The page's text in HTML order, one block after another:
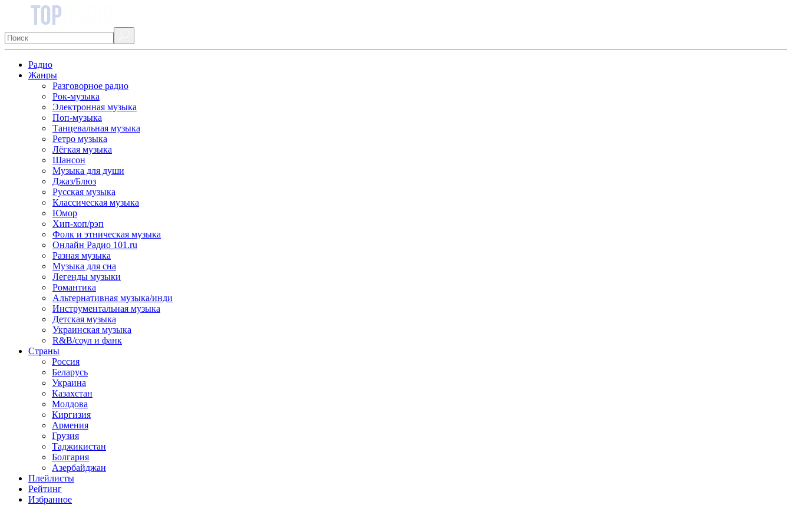
Радио
Жанры
Разговорное радио
Рок-музыка
Электронная музыка
Поп-музыка
Танцевальная музыка
Ретро музыка
Лёгкая музыка
Шансон
Музыка для души
Джаз/Блюз
Русская музыка
Классическая музыка
Юмор
Хип-хоп/рэп
Фолк и этническая музыка
Онлайн Радио 101.ru
Разная музыка
Музыка для сна
Легенды музыки
Романтика
Альтернативная музыка/инди
Инструментальная музыка
Детская музыка
Украинская музыка
R&B/cоул и фанк
Страны
Россия
Беларусь
Украина
Казахстан
Молдова
Киргизия
Армения
Грузия
Таджикистан
Болгария
Азербайджан
Плейлисты
Рейтинг
Избранное